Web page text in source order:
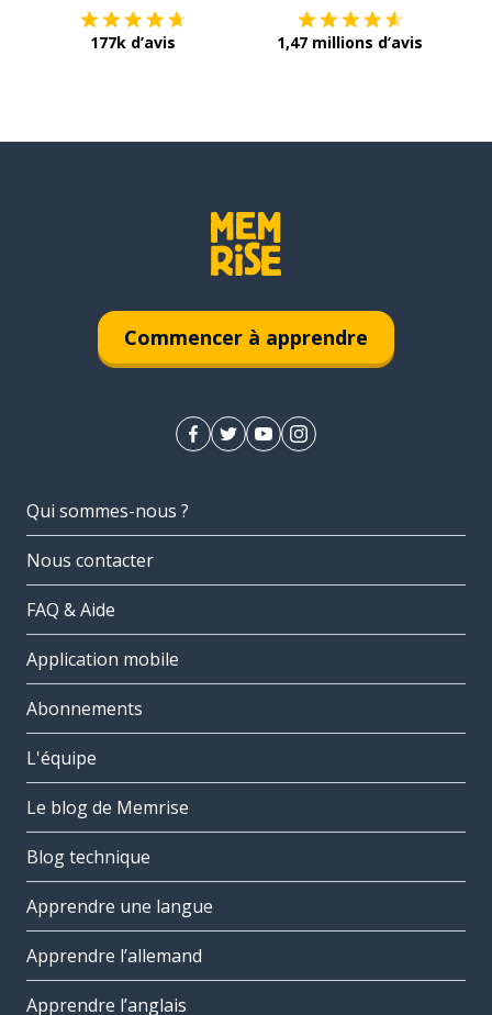
177k d’avis 1,47 millions d’avis
Commencer à apprendre
Qui sommes-nous ?
Nous contacter
FAQ & Aide
Application mobile
Abonnements
L'équipe
Le blog de Memrise
Blog technique
Apprendre une langue
Apprendre l’allemand
Apprendre l’anglais